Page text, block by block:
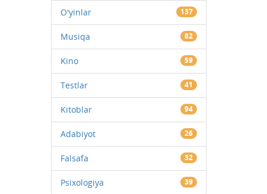
O'yinlar 137
Musiqa 82
Kino 59
Testlar 41
Kitoblar 94
Adabiyot 26
Falsafa 32
Psixologiya 39